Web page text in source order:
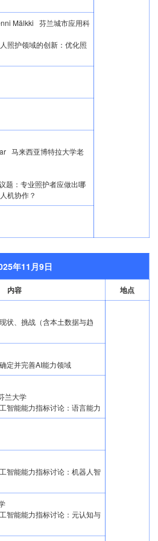
Mälkki 芬兰城市应用科
照护领域的创新：优化照
马来西亚博特拉大学老
题：专业照护者应做出哪
机协作？
年11月9日
内容 地点
状、挑战（含本土数据与趋
定并完善AI能力领域
兰大学
智能能力指标讨论：语言能力
智能能力指标讨论：机器人智
智能能力指标讨论：元认知与